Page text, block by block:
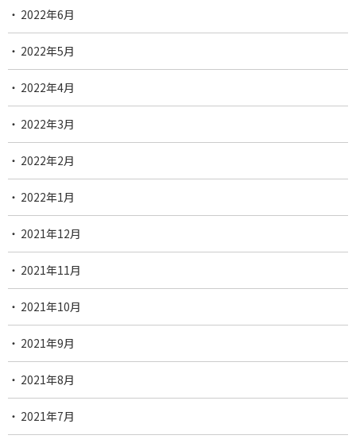
2022年6月
2022年5月
2022年4月
2022年3月
2022年2月
2022年1月
2021年12月
2021年11月
2021年10月
2021年9月
2021年8月
2021年7月